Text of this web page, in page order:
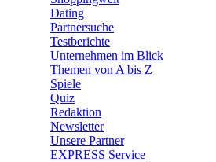
Dating
Partnersuche
Testberichte
Unternehmen im Blick
Themen von A bis Z
Spiele
Quiz
Redaktion
Newsletter
Unsere Partner
EXPRESS Service